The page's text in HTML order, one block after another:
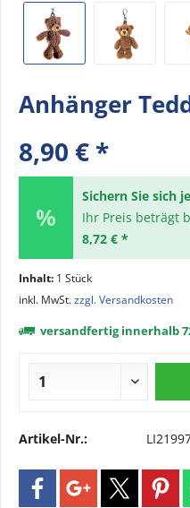
Anhänger
8,90 € *
Sichern Sie sich
Ihr Preis beträgt
8,72 € *
Inhalt: 1 Stück
inkl. MwSt.zzgl. Versandkosten
versandfertig innerhalb
Artikel-Nr.: